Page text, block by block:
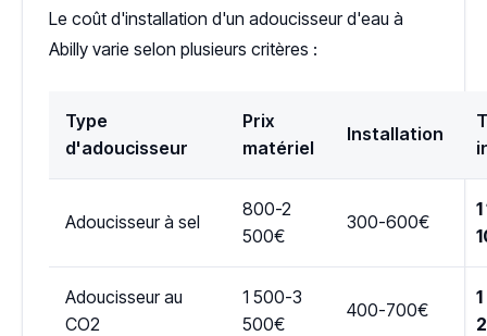
Le coût d'installation d'un adoucisseur d'eau à
Abilly varie selon plusieurs critères :
Type
d'adoucisseur
Prix
matériel
Installation
Adoucisseur à sel
800-2
500€
300-600€
Adoucisseur au
CO2
1 500-3
500€
400-700€